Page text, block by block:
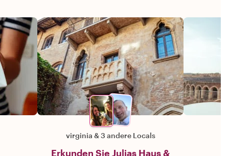
virginia &3 andere Locals
Erkunden Sie Julias Haus &